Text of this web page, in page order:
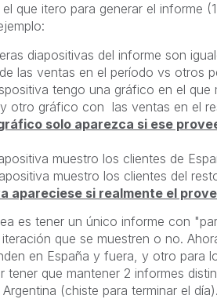
que itero para generar el informe
diapositivas del informe son
las ventas en el período vs otros
tengo una gráfico en el
otro gráfico con las ventas en el
solo aparezca si ese
muestro los clientes de
muestro los clientes del
apareciese si realmente el
es tener un único informe con
que se muestren o no.
en España y fuera, y otro para
tener que mantener 2 informes
(chiste para terminar el